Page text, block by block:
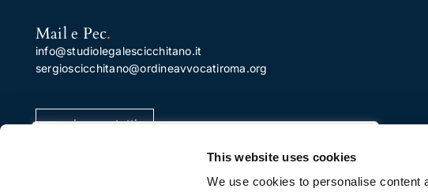
This website uses cookies
We use cookies to personalise content
Utilizziamo i cookie per migliorare la tua esperienza di
Mail e Pec.
info@studiolegalescicchitano.it
sergioscicchitano@ordineavvocatiroma.org
pagina contatti